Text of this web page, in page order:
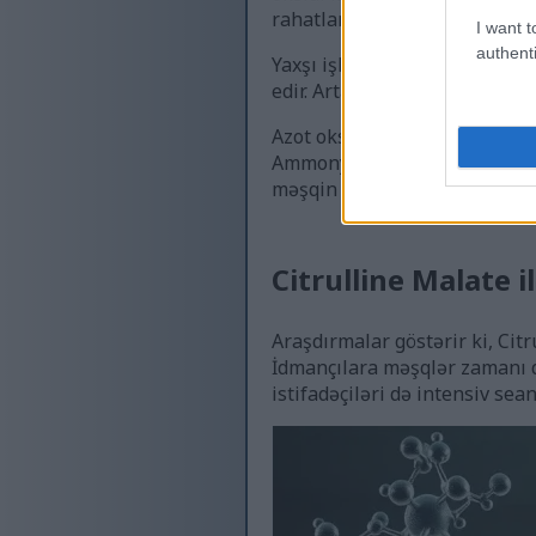
I want
rahatlamasına kömək edir,
Yaxşı işləyən qan dövranı
edir. Artan qan axını,
Azot oksidi istehsalını
Ammonyak yığılması məşq
məşqin effektivliyini artırır
Citrulline Malate
Araşdırmalar göstərir ki,
İdmançılara məşqlər
istifadəçiləri də intensiv